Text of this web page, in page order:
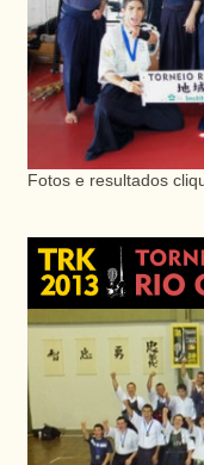
Fotos e resultados